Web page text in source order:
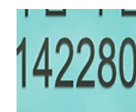
에게 녹십자는 자회사가 되고
헬스케어 관련 기업을 사업자회
다. 전체 경영전략 수립과 조정,
폴리오 관리 등의 역할을 하며
각 자회사 및 손..